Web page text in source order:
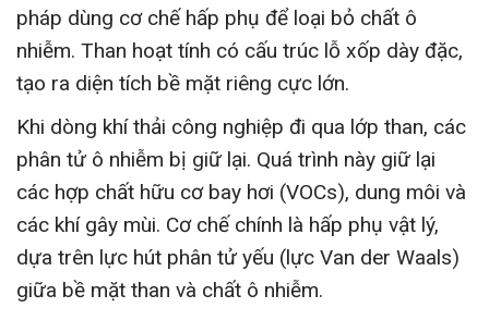
pháp dùng cơ chế hấp phụ để loại bỏ chất ô
nhiễm. Than hoạt tính có cấu trúc lỗ xốp dày đặc,
tạo ra diện tích bề mặt riêng cực lớn.
Khi dòng khí thải công nghiệp đi qua lớp than, các
phân tử ô nhiễm bị giữ lại. Quá trình này giữ lại
các hợp chất hữu cơ bay hơi (VOCs), dung môi và
các khí gây mùi. Cơ chế chính là hấp phụ vật lý,
dựa trên lực hút phân tử yếu (lực Van der Waals)
giữa bề mặt than và chất ô nhiễm.